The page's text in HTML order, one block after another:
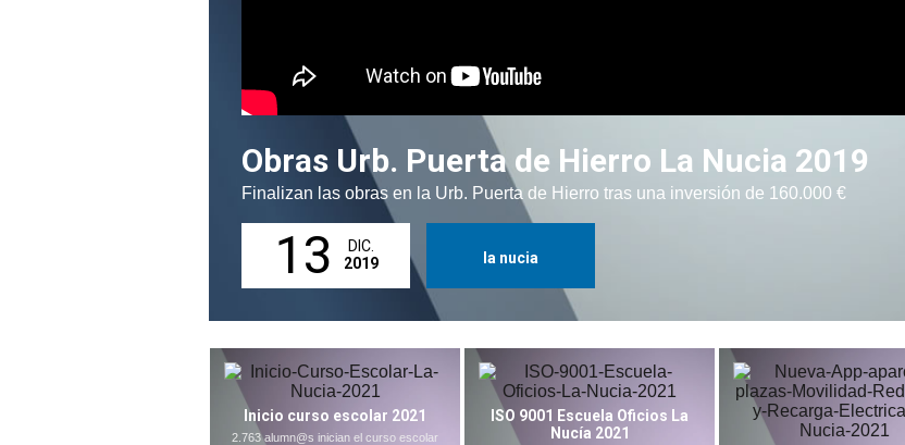
Obras Urb. Puerta de Hierro La Nucia 2019
Finalizan las obras en la Urb. Puerta de Hierro tras una inversión de 160.000 €
13
DIC.
2019
la nucia
Inicio curso escolar 2021
2.763 alumn@s inician el curso escolar
ISO 9001 Escuela Oficios La
Nucía 2021